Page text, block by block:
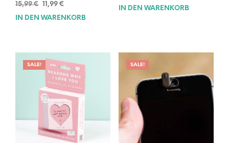
15,99€ Ursprünglicher
Preis
11,99 €
Preis
IN DEN WARENKORB
Preis
Preis
IN DEN WARENKORB
SALE! SALE!